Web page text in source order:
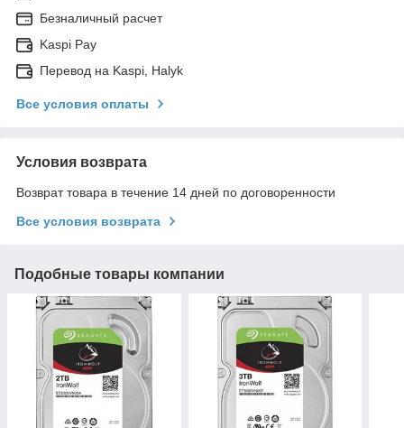
Безналичный расчет
Kaspi Pay
Перевод на Kaspi, Halyk
Все условия оплаты
Условия возврата
Возврат товара в течение 14 дней по договоренности
Все условия возврата
Подобные товары компании